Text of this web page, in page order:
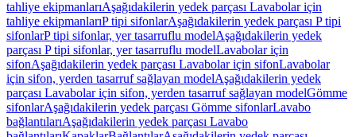
tahliye ekipmanlarıAşağıdakilerin yedek parçası Lavabolar için
tahliye ekipmanlarıP tipi sifonlarAşağıdakilerin yedek parçası P tipi
sifonlarP tipi sifonlar, yer tasarruflu modelAşağıdakilerin yedek
parçası P tipi sifonlar, yer tasarruflu modelLavabolar için
sifonAşağıdakilerin yedek parçası Lavabolar için sifonLavabolar
için sifon, yerden tasarruf sağlayan modelAşağıdakilerin yedek
parçası Lavabolar için sifon, yerden tasarruf sağlayan modelGömme
sifonlarAşağıdakilerin yedek parçası Gömme sifonlarLavabo
bağlantılarıAşağıdakilerin yedek parçası Lavabo